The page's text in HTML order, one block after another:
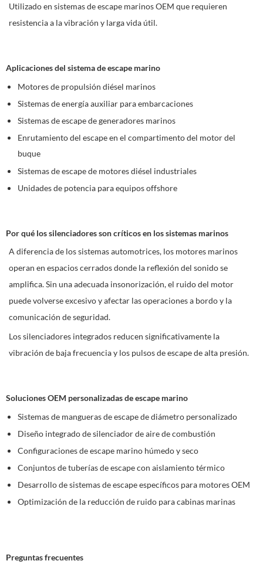
Utilizado en sistemas de escape marinos OEM que requieren
resistencia a la vibración y larga vida útil.
Aplicaciones del sistema de escape marino
Motores de propulsión diésel marinos
Sistemas de energía auxiliar para embarcaciones
Sistemas de escape de generadores marinos
Enrutamiento del escape en el compartimento del motor del
buque
Sistemas de escape de motores diésel industriales
Unidades de potencia para equipos offshore
Por qué los silenciadores son críticos en los sistemas marinos
A diferencia de los sistemas automotrices, los motores marinos
operan en espacios cerrados donde la reflexión del sonido se
amplifica. Sin una adecuada insonorización, el ruido del motor
puede volverse excesivo y afectar las operaciones a bordo y la
comunicación de seguridad.
Los silenciadores integrados reducen significativamente la
vibración de baja frecuencia y los pulsos de escape de alta presión.
Soluciones OEM personalizadas de escape marino
Sistemas de mangueras de escape de diámetro personalizado
Diseño integrado de silenciador de aire de combustión
Configuraciones de escape marino húmedo y seco
Conjuntos de tuberías de escape con aislamiento térmico
Desarrollo de sistemas de escape específicos para motores OEM
Optimización de la reducción de ruido para cabinas marinas
Preguntas frecuentes